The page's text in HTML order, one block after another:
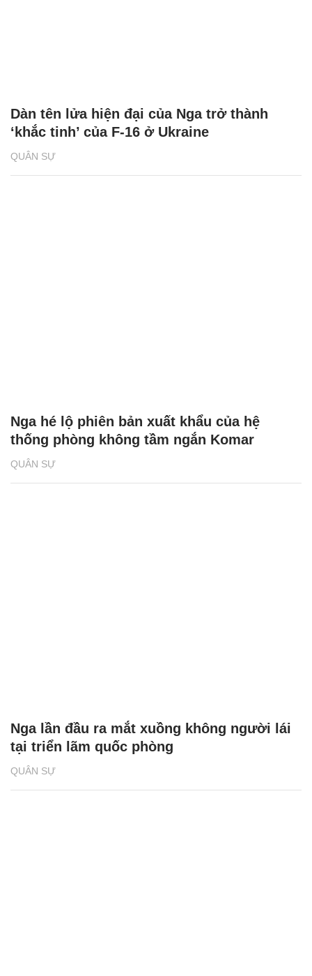
QUÂN SỰ
Dàn tên lửa hiện đại của Nga trở thành
‘khắc tinh’ của F-16 ở Ukraine
QUÂN SỰ
Nga hé lộ phiên bản xuất khẩu của hệ
thống phòng không tầm ngắn Komar
QUÂN SỰ
Nga lần đầu ra mắt xuồng không người lái
tại triển lãm quốc phòng